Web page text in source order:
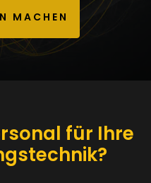
MACHEN
für Ihre